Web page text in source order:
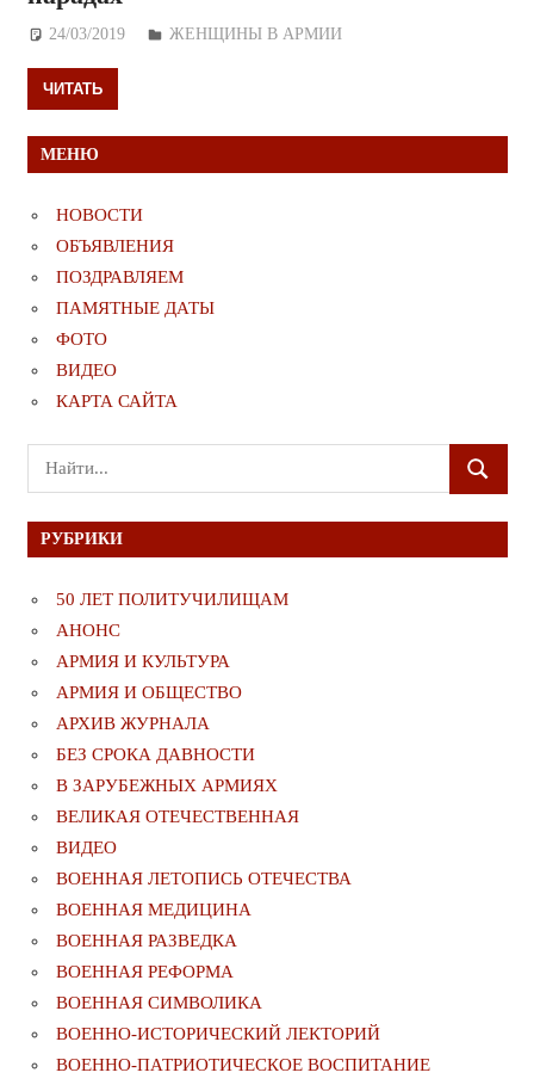
24/03/2019 Дежурный по Редакции
ЖЕНЩИНЫ В АРМИИ
ЧИТАТЬ
МЕНЮ
НОВОСТИ
ОБЪЯВЛЕНИЯ
ПОЗДРАВЛЯЕМ
ПАМЯТНЫЕ ДАТЫ
ФОТО
ВИДЕО
КАРТА САЙТА
Поиск
для:
ПОИСК
РУБРИКИ
50 ЛЕТ ПОЛИТУЧИЛИЩАМ
АНОНС
АРМИЯ И КУЛЬТУРА
АРМИЯ И ОБЩЕСТВО
АРХИВ ЖУРНАЛА
БЕЗ СРОКА ДАВНОСТИ
В ЗАРУБЕЖНЫХ АРМИЯХ
ВЕЛИКАЯ ОТЕЧЕСТВЕННАЯ
ВИДЕО
ВОЕННАЯ ЛЕТОПИСЬ ОТЕЧЕСТВА
ВОЕННАЯ МЕДИЦИНА
ВОЕННАЯ РАЗВЕДКА
ВОЕННАЯ РЕФОРМА
ВОЕННАЯ СИМВОЛИКА
ВОЕННО-ИСТОРИЧЕСКИЙ ЛЕКТОРИЙ
ВОЕННО-ПАТРИОТИЧЕСКОЕ ВОСПИТАНИЕ